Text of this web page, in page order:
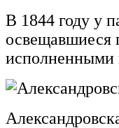
В 1844 году у
освещавшиеся
исполненными